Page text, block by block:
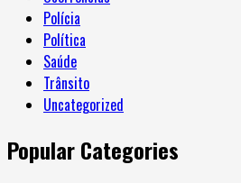
Polícia
Política
Saúde
Trânsito
Uncategorized
Popular Categories